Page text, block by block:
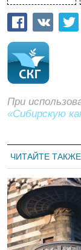
При
«Сибирскую
ЧИТАЙТЕ ТАКЖЕ